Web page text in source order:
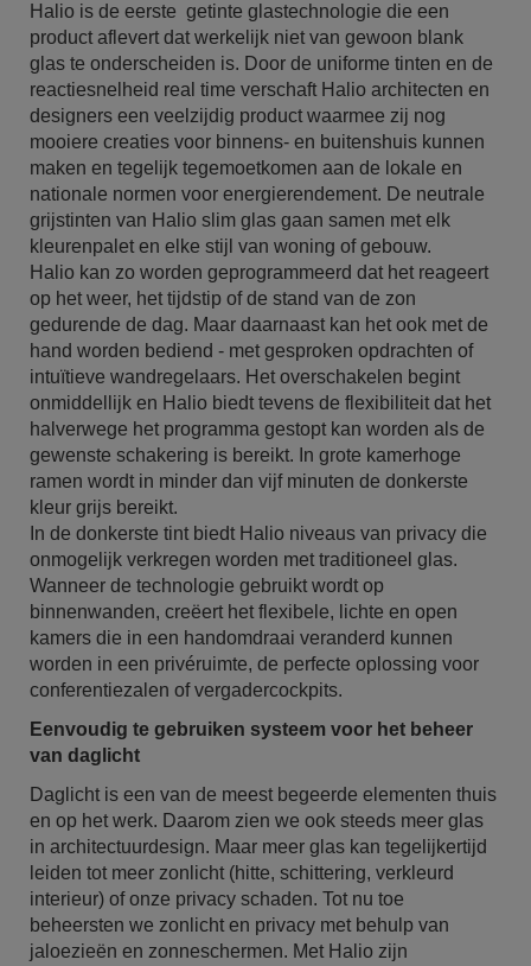
Halio is de eerste getinte glastechnologie die een
product aflevert dat werkelijk niet van gewoon blank
glas te onderscheiden is. Door de uniforme tinten en de
reactiesnelheid real time verschaft Halio architecten en
designers een veelzijdig product waarmee zij nog
mooiere creaties voor binnens- en buitenshuis kunnen
maken en tegelijk tegemoetkomen aan de lokale en
nationale normen voor energierendement. De neutrale
grijstinten van Halio slim glas gaan samen met elk
kleurenpalet en elke stijl van woning of gebouw.
Halio kan zo worden geprogrammeerd dat het reageert
op het weer, het tijdstip of de stand van de zon
gedurende de dag. Maar daarnaast kan het ook met de
hand worden bediend - met gesproken opdrachten of
intuïtieve wandregelaars. Het overschakelen begint
onmiddellijk en Halio biedt tevens de flexibiliteit dat het
halverwege het programma gestopt kan worden als de
gewenste schakering is bereikt. In grote kamerhoge
ramen wordt in minder dan vijf minuten de donkerste
kleur grijs bereikt.
In de donkerste tint biedt Halio niveaus van privacy die
onmogelijk verkregen worden met traditioneel glas.
Wanneer de technologie gebruikt wordt op
binnenwanden, creëert het flexibele, lichte en open
kamers die in een handomdraai veranderd kunnen
worden in een privéruimte, de perfecte oplossing voor
conferentiezalen of vergadercockpits.
Eenvoudig te gebruiken systeem voor het beheer
van daglicht
Daglicht is een van de meest begeerde elementen thuis
en op het werk. Daarom zien we ook steeds meer glas
in architectuurdesign. Maar meer glas kan tegelijkertijd
leiden tot meer zonlicht (hitte, schittering, verkleurd
interieur) of onze privacy schaden. Tot nu toe
beheersten we zonlicht en privacy met behulp van
jaloezieën en zonneschermen. Met Halio zijn